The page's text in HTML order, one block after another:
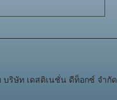
ริษัท เดสติเนชั่น ดีท็อกซ์ จำกัด